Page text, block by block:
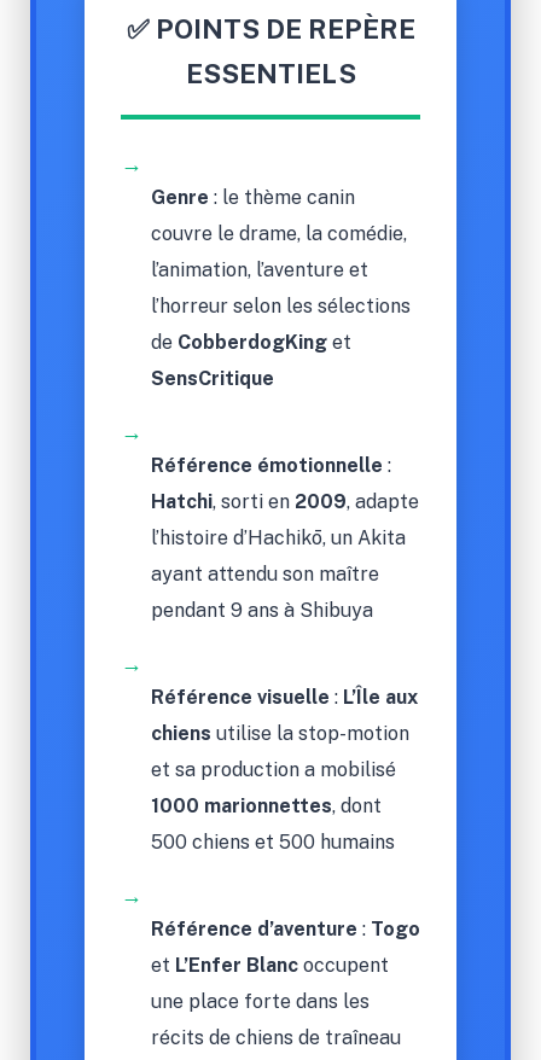
✅ POINTS DE REPÈRE
ESSENTIELS
→
Genre : le thème canin
couvre le drame, la comédie,
l’animation, l’aventure et
l’horreur selon les sélections
de CobberdogKing et
SensCritique
→
Référence émotionnelle :
Hatchi, sorti en 2009, adapte
l’histoire d’Hachikō, un Akita
ayant attendu son maître
pendant 9 ans à Shibuya
→
Référence visuelle : L’Île aux
chiens utilise la stop-motion
et sa production a mobilisé
1000 marionnettes, dont
500 chiens et 500 humains
→
Référence d’aventure : Togo
et L’Enfer Blanc occupent
une place forte dans les
récits de chiens de traîneau